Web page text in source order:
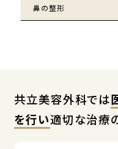
鼻の整形
共立美容外科では
を行い適切な治療